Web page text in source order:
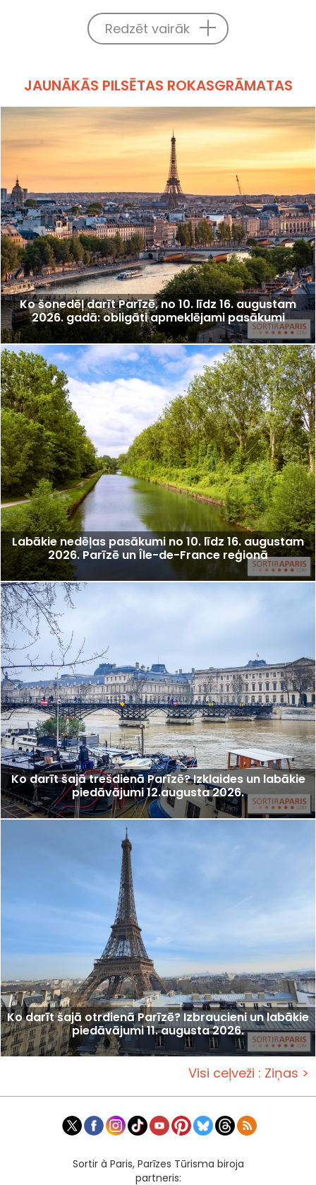
Redzēt vairāk
JAUNĀKĀS PILSĒTAS ROKASGRĀMATAS
Ko šonedēļ darīt Parīzē, no 10. līdz 16. augustam
2026. gadā: obligāti apmeklējami pasākumi
Labākie nedēļas pasākumi no 10. līdz 16. augustam
2026. Parīzē un Île-de-France reģionā
Ko darīt šajā trešdienā Parīzē? Izklaides un labākie
piedāvājumi 12.augusta 2026.
Ko darīt šajā otrdienā Parīzē? Izbraucieni un labākie
piedāvājumi 11. augusta 2026.
Visi ceļveži : Ziņas >
Sortir à Paris, Parīzes Tūrisma biroja
partneris: